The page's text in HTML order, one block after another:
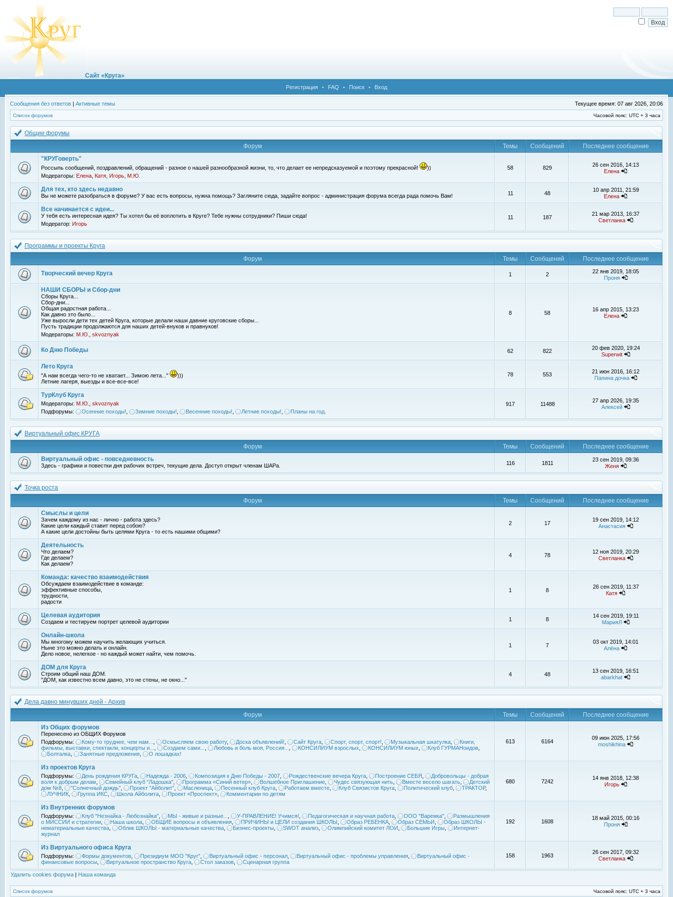
Сайт «Круга»
Регистрация • FAQ • Поиск • Вход
Сообщения без ответов | Активные темы Текущее время: 07 авг 2026, 20:06
Список форумов Часовой пояс: UTC + 3 часа
Общие форумы
Форум
Темы Сообщений
Последнее сообщение
"КРУГоверть"
Россыпь сообщений, поздравлений, обращений - разное о нашей разнообразной жизни, то, что делает ее непредсказуемой и поэтому прекрасной!
))
Модераторы: Елена Катя Игорь М.Ю.
58 829
26 сен 2016, 14:13
Елена
Для тех, кто здесь недавно
Вы не можете разобраться в форуме? У вас есть вопросы, нужна помощь? Загляните сюда, задайте вопрос - администрация форума всегда рада помочь Вам! 11 48
10 апр 2011, 21:59
Елена
Все начинается с идеи...
У тебя есть интересная идея? Ты хотел бы её воплотить в Круге? Тебе нужны сотрудники? Пиши сюда!
Модератор: Игорь
11 187
21 мар 2013, 16:37
Светланка
Программы и проекты Круга
Форум
Темы Сообщений Последнее сообщение
Творческий вечер Круга 1 2
22 янв 2019, 18:05
Проня
НАШИ СБОРЫ и Сбор-дни
Сборы Круга...
Сбор-дни...
Общая радостная работа...
Как давно это было...
Уже выросли дети тех детей Круга, которые делали наши давние круговские сборы...
Пусть традиции продолжаются для наших детей-внуков и правнуков!
Модераторы: М.Ю. skvoznyak
8 58
16 апр 2015, 13:23
Елена
Ко Дню Победы 62 822
20 фев 2020, 19:24
Superwit
Лето Круга
"А нам всегда чего-то не хватает... Зимою лета..."
)))
Летние лагеря, выезды и все-все-все!
78 553
21 июн 2016, 16:12
Папина дочка
ТурКлуб Круга
Модераторы: М.Ю.
skvoznyak
Подфорумы:
Осенние походы! Зимние походы! Весенние походы! Летние походы! Планы на год.
917 11488
27 апр 2026, 19:35
Алексей
Виртуальный офис КРУГА
Форум
Темы Сообщений
Последнее сообщение
Виртуальный офис - повседневность
Здесь - графики и повестки дня рабочих встреч, текущие дела. Доступ открыт членам ШАРа. 116 1811
23 сен 2019, 09:36
Женя
Точка роста
Форум
Темы Сообщений
Последнее сообщение
Смыслы и цели
Зачем каждому из нас - лично - работа здесь?
Какие цели каждый ставит перед собою?
А какие цели достойны быть целями Круга - то есть нашими общими?
2 17
19 сен 2019, 14:12
Анастасия
Деятельность
Что делаем?
Где делаем?
Как делаем?
4 78
12 ноя 2019, 20:29
Светланка
Команда: качество взаимодействия
Обсуждаем взаимодействие в команде:
эффективные способы,
трудности,
радости
1 8
26 сен 2019, 11:37
Катя
Целевая аудитория
Создаем и тестируем портрет целевой аудитории 1 8
14 сен 2019, 19:11
МарияЛ
Онлайн-школа
Мы многому можем научить желающих учиться.
Ныне это можно делать и онлайн.
Дело новое, нелегкое - но каждый может найти, чем помочь.
1 7
03 окт 2019, 14:01
Алёна
ДОМ для Круга
Строим общий наш ДОМ.
"ДОМ, как известно всем давно, это не стены, не окно..."
4 48
13 сен 2019, 16:51
abarkhat
Дела давно минувших дней - Архив
Форум
Темы Сообщений
Последнее сообщение
Из Общих форумов
Перенесено из ОБЩИХ Форумов
Подфорумы:
Кому-то труднее, чем нам... Осмысляем свою работу, Доска объявлений! Сайт Круга Спорт, спорт, спорт! Музыкальная шкатулка
Книги,
фильмы, выставки, спектакли, концерты и...
Создаем сами... Любовь и боль моя, Россия... КОНСИЛИУМ взрослых КОНСИЛИУМ юных Клуб ГУРМАНоидов
Болталка
Занятные предложения О лошадках!
613 6164
09 июн 2025, 17:56
moshikhina
Из проектов Круга
Подфорумы: День рождения КРУГа Надежда - 2006 Композиция к Дню Победы - 2007 Рождественские вечера Круга Построение СЕБЯ
Добровольцы - добрая
воля к добрым делам
Семейный клуб "Ладошка" Программа «Синий ветер» Волшебное Приглашение Чудес связующая нить Вместе весело шагать
Детский
дом №8
"Солнечный дождь" Проект "Айболит" Масленица Песенный клуб Круга Работаем вместе Клуб Связистов Круга Политический клуб ТРАКТОР,
ЛУЧНИК
Группа ИКС Школа Айболита Проект «Проспект» Комментарии по детям
680 7242
14 янв 2018, 12:38
Игорь
Из Внутренних форумов
Подфорумы: Клуб "Незнайка - Любознайка" МЫ - живые и разные... У-ПРАВЛЕНИЕ! Учимся! Педагогическая и научная работа ООО "Варежка"
Размышления
о МИССИИ и стратегии
Наша школа ОБЩИЕ вопросы и объявления ПРИЧИНЫ и ЦЕЛИ создания ШКОЛЫ Образ РЕБЕНКА Образ СЕМЬИ
Образ ШКОЛЫ -
нематериальные качества
Облик ШКОЛЫ - материальные качества Бизнес-проекты SWOT анализ Олимпийский комитет ЛОИ Большие Игры
Интернет-
журнал
192 1608
18 май 2015, 00:16
Проня
Из Виртуального офиса Круга
Подфорумы: Формы документов Президиум МОО "Круг" Виртуальный офис - персонал Виртуальный офис - проблемы управления
Виртуальный офис -
финансовые вопросы
Виртуальное пространство Круга Стол заказов Сценарная группа
158 1963
26 сен 2017, 09:32
Светланка
Удалить cookies форума | Наша команда
Список форумов Часовой пояс: UTC + 3 часа